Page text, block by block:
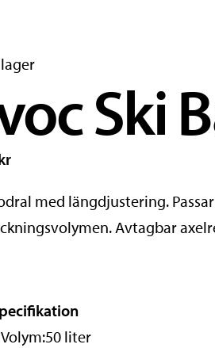
Ski
med längdjustering.
Avtagbar
liter